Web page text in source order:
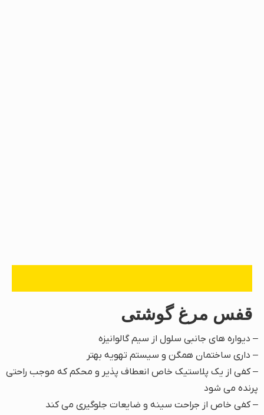
قفس مرغ گوشتی
– دیواره های جانبی سلول از سیم گالوانیزه
– داری ساختمان همگن و سیستم تهویه بهتر
– کفی از یک پلاستیک خاص انعطاف پذیر و محکم که موجب راحتی
پرنده می شود
– کفی خاص از جراحت سینه و ضایعات جلوگیری می کند